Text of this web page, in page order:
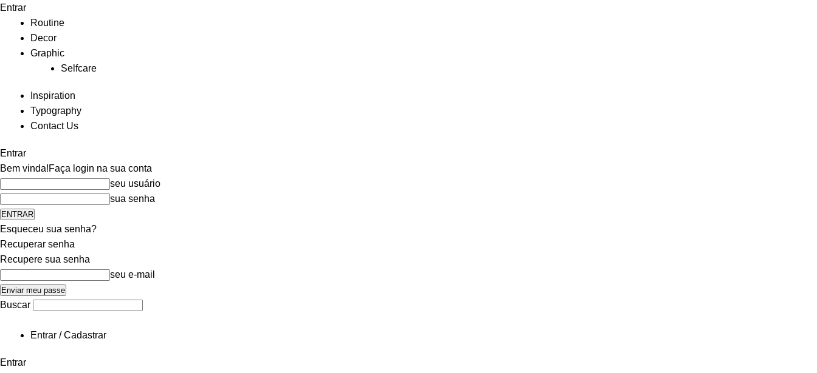
Entrar
Routine
Decor
Graphic
Selfcare
Inspiration
Typography
Contact Us
Entrar
Bem vinda!Faça login na sua conta
seu usuário
sua senha
Esqueceu sua senha?
Recuperar senha
Recupere sua senha
seu e-mail
Buscar
Entrar / Cadastrar
Entrar